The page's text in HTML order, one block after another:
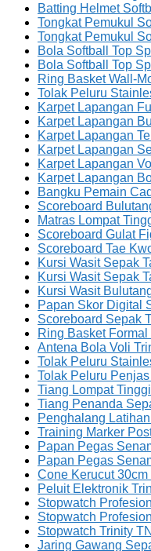
Batting Helmet
Tongkat Pemukul
Tongkat Pemukul
Bola Softball Top
Bola Softball Top
Ring Basket Wall-
Tolak Peluru
Karpet Lapangan
Karpet Lapangan
Karpet Lapangan
Karpet Lapangan
Karpet Lapangan
Karpet Lapangan
Bangku Pemain
Scoreboard
Matras Lompat
Scoreboard Gulat
Scoreboard Tae
Kursi Wasit Sepak
Kursi Wasit Sepak
Kursi Wasit
Papan Skor Digital
Scoreboard Sepak
Ring Basket
Antena Bola Voli
Tolak Peluru
Tolak Peluru
Tiang Lompat
Tiang Penanda
Penghalang
Training Marker
Papan Pegas
Papan Pegas
Cone Kerucut
Peluit Elektronik
Stopwatch
Stopwatch
Stopwatch Trinity
Jaring Gawang